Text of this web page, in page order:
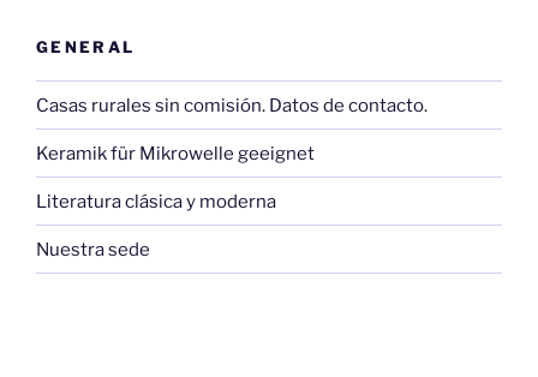
GENERAL
Casas rurales sin comisión. Datos de contacto.
Keramik für Mikrowelle geeignet
Literatura clásica y moderna
Nuestra sede